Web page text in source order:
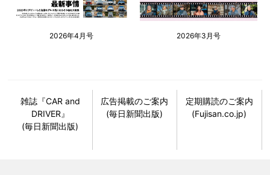
2026年4月号 2026年3月号
雑誌『CAR and
DRIVER』
(毎日新聞出版)
広告掲載のご案内
(毎日新聞出版)
定期購読のご案内
(Fujisan.co.jp)